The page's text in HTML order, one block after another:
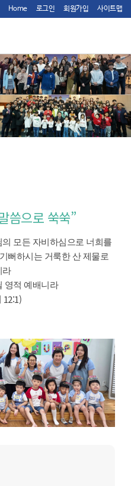
Home 로그인 회원가입 사이트맵
씀으로 쑥쑥”
모든 자비하심으로 너희를
뻐하시는 거룩한 산 제물로
라
영적 예배니라
12:1)